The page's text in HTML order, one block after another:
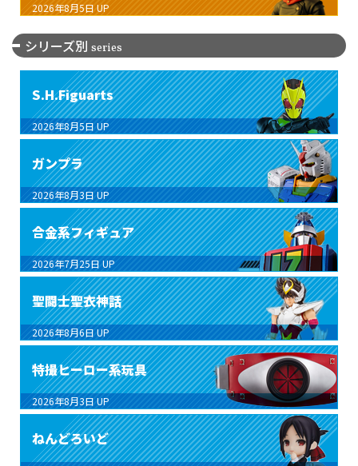
2026年8月5日 UP
シリーズ別 series
S.H.Figuarts
2026年8月5日 UP
ガンプラ
2026年8月3日 UP
合金系フィギュア
2026年7月25日 UP
聖闘士聖衣神話
2026年8月6日 UP
特撮ヒーロー系玩具
2026年8月3日 UP
ねんどろいど